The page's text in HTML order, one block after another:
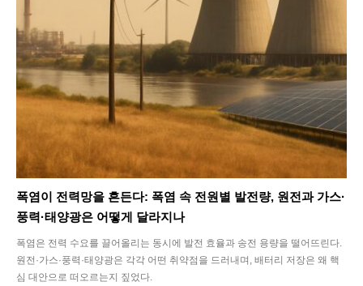
폭염이 전력망을 흔든다: 폭염 속 전원별 발전량, 원전과 가스·
풍력·태양광은 어떻게 달라지나
폭염은 전력 수요를 끌어올리는 동시에 발전 효율과 송전 용량을 떨어뜨린다.
원전·가스·풍력·태양광은 각각 어떤 취약점을 드러내며, 배터리 저장은 왜 핵
심 대안으로 떠오르는지 짚었다.